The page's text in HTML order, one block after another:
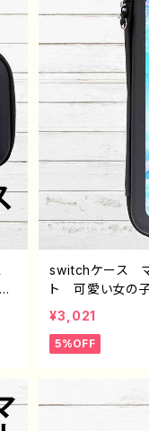
switchケース
ト 可愛い女の
い 風景 綺麗
ー スイッチケ
め 人気 イラ
ル：星々の帰
¥3,021
5%OFF